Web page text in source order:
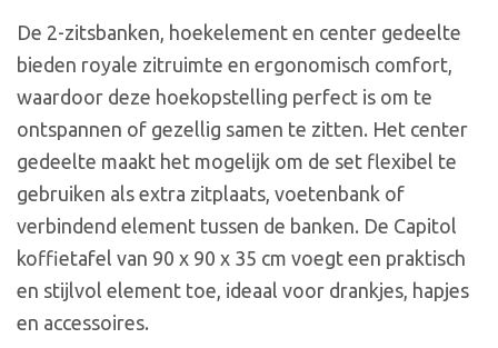
De 2-zitsbanken, hoekelement en center gedeelte
bieden royale zitruimte en ergonomisch comfort,
waardoor deze hoekopstelling perfect is om te
ontspannen of gezellig samen te zitten. Het center
gedeelte maakt het mogelijk om de set flexibel te
gebruiken als extra zitplaats, voetenbank of
verbindend element tussen de banken. De Capitol
koffietafel van 90 x 90 x 35 cm voegt een praktisch
en stijlvol element toe, ideaal voor drankjes, hapjes
en accessoires.